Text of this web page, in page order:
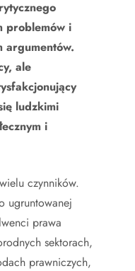
problemów i
argumentów.
ale
ludzkimi
i
czynników.
ugruntowanej
prawa
sektorach,
prawniczych,